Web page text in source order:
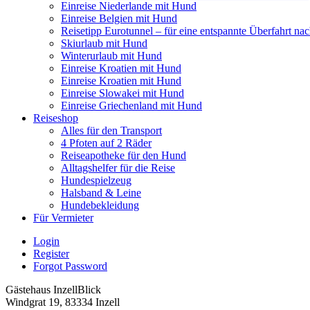
Einreise Niederlande mit Hund
Einreise Belgien mit Hund
Reisetipp Eurotunnel – für eine entspannte Überfahrt
Skiurlaub mit Hund
Winterurlaub mit Hund
Einreise Kroatien mit Hund
Einreise Kroatien mit Hund
Einreise Slowakei mit Hund
Einreise Griechenland mit Hund
Reiseshop
Alles für den Transport
4 Pfoten auf 2 Räder
Reiseapotheke für den Hund
Alltagshelfer für die Reise
Hundespielzeug
Halsband & Leine
Hundebekleidung
Für Vermieter
Login
Register
Forgot Password
Gästehaus InzellBlick
Windgrat 19, 83334 Inzell